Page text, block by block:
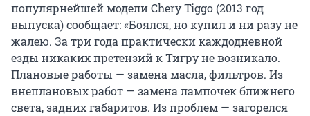
популярнейшей модели Chery Tiggo (2013 год
выпуска) сообщает: «Боялся, но купил и ни разу не
жалею. За три года практически каждодневной
езды никаких претензий к Тигру не возникало.
Плановые работы — замена масла, фильтров. Из
внеплановых работ — замена лампочек ближнего
света, задних габаритов. Из проблем — загорелся